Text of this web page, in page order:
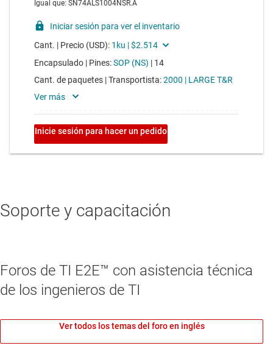
Soporte y capacitación
Foros de TI E2E™ con asistencia técnica
de los ingenieros de TI
Ver todos los temas del foro en inglés